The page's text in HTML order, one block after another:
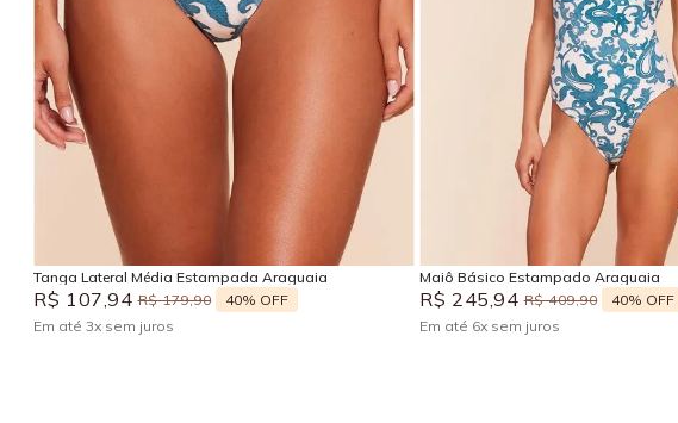
Adicionar na sacola
Tanga Lateral Média Estampada Araguaia
R$ 107,94 R$ 179,90 40% OFF
Em até 3x sem juros
Adicionar na sacola
Maiô Básico Estampado Araguaia
R$ 245,94 R$ 409,90 40% OFF
Em até 6x sem juros